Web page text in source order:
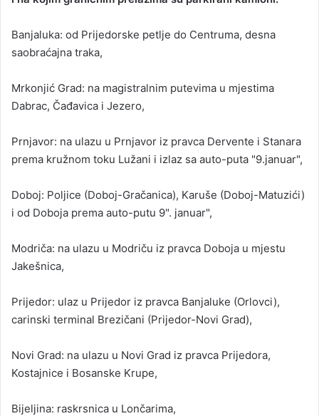
Banjaluka: od Prijedorske petlje do Centruma, desna
saobraćajna traka,
Mrkonjić Grad: na magistralnim putevima u mjestima
Dabrac, Čađavica i Jezero,
Prnjavor: na ulazu u Prnjavor iz pravca Dervente i Stanara
prema kružnom toku Lužani i izlaz sa auto-puta "9.januar",
Doboj: Poljice (Doboj-Gračanica), Karuše (Doboj-Matuzići)
i od Doboja prema auto-putu 9". januar",
Modriča: na ulazu u Modriču iz pravca Doboja u mjestu
Jakešnica,
Prijedor: ulaz u Prijedor iz pravca Banjaluke (Orlovci),
carinski terminal Brezičani (Prijedor-Novi Grad),
Novi Grad: na ulazu u Novi Grad iz pravca Prijedora,
Kostajnice i Bosanske Krupe,
Bijeljina: raskrsnica u Lončarima,